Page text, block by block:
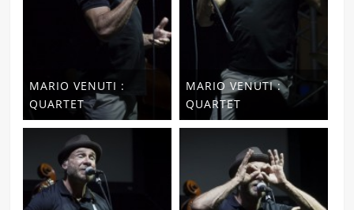
MARIO VENUTI :
QUARTET
MARIO VENUTI :
QUARTET